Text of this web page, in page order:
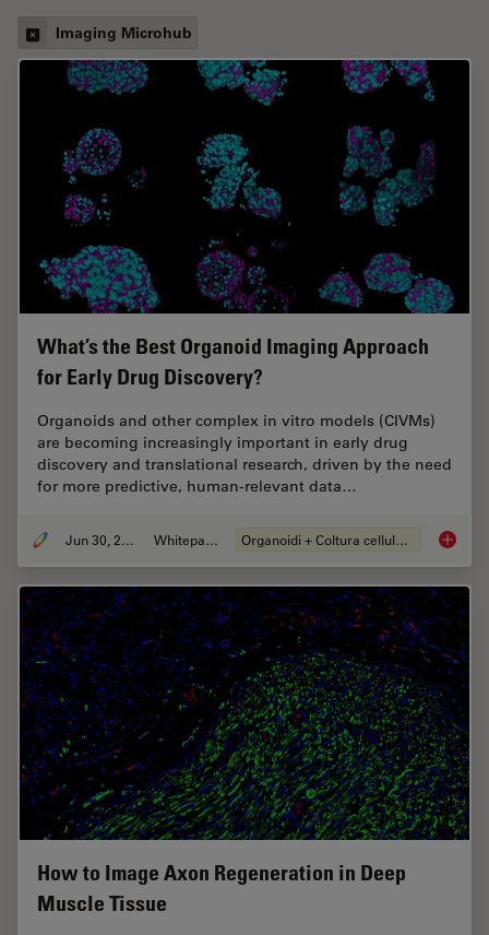
Imaging Microhub
What’s the Best Organoid Imaging Approach
for Early Drug Discovery?
Organoids and other complex in vitro models (CIVMs)
are becoming increasingly important in early drug
discovery and translational research, driven by the need
for more predictive, human-relevant data…
Jun 30, 2026 Whitepaper Organoidi + Coltura cellulare 3D
How to Image Axon Regeneration in Deep
Muscle Tissue